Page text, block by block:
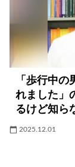
「歩行中
れました」
るけど知ら
2025.12.01